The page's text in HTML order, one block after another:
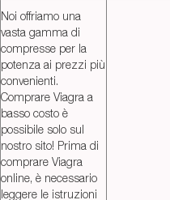
Noi offriamo una
vasta gamma di
compresse per la
potenza ai prezzi più
convenienti.
Comprare Viagra a
basso costo è
possibile solo sul
nostro sito! Prima di
comprare Viagra
online, è necessario
leggere le istruzioni